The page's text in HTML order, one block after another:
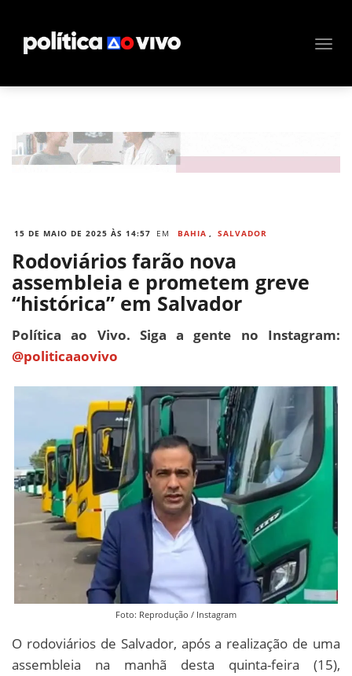
15 DE MAIO DE 2025 ÀS 14:57 EM BAHIA , SALVADOR
Rodoviários farão nova
assembleia e prometem greve
“histórica” em Salvador
Política ao Vivo. Siga a gente no Instagram:
@politicaaovivo
Foto: Reprodução / Instagram
O rodoviários de Salvador, após a realização de uma
assembleia na manhã desta quinta-feira (15),